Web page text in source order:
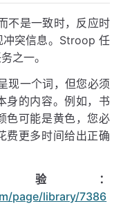
不是一致时，反应时
冲突信息。Stroop 任
之一。
现一个词，但您必须
身的内容。例如，书
色可能是黄色，您必
费更多时间给出正确
实验：
page/library/7386